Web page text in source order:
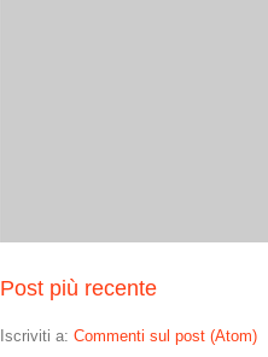
Post più recente
Iscriviti a: Commenti sul post (Atom)